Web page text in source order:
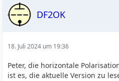
DF2OK
18. Juli 2024 um 19:36
Peter, die horizontale
ist es, die aktuelle Version zu